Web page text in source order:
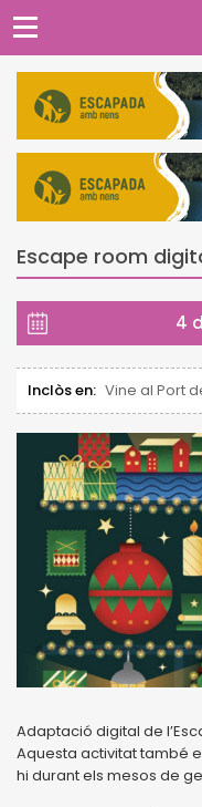
Escape room
4
Inclòs en: Vine al Port
Adaptació digital de
Aquesta activitat també
hi durant els mesos de